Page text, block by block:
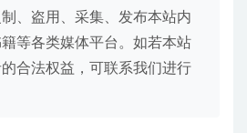
、盗用、采集、发布本站内
等各类媒体平台。如若本站
合法权益，可联系我们进行